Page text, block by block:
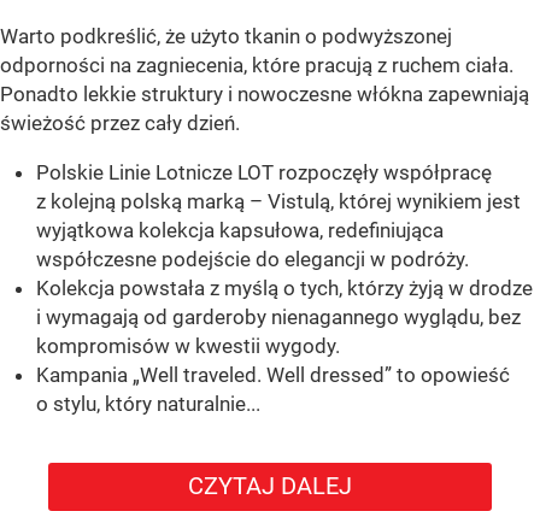
Warto podkreślić, że użyto tkanin o podwyższonej
odporności na zagniecenia, które pracują z ruchem ciała.
Ponadto lekkie struktury i nowoczesne włókna zapewniają
świeżość przez cały dzień.
Polskie Linie Lotnicze LOT rozpoczęły współpracę
z kolejną polską marką – Vistulą, której wynikiem jest
wyjątkowa kolekcja kapsułowa, redefiniująca
współczesne podejście do elegancji w podróży.
Kolekcja powstała z myślą o tych, którzy żyją w drodze
i wymagają od garderoby nienagannego wyglądu, bez
kompromisów w kwestii wygody.
Kampania „Well traveled. Well dressed” to opowieść
o stylu, który naturalnie...
CZYTAJ DALEJ